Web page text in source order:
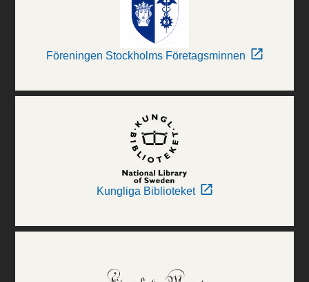
Föreningen Stockholms Företagsminnen
Kungliga Biblioteket